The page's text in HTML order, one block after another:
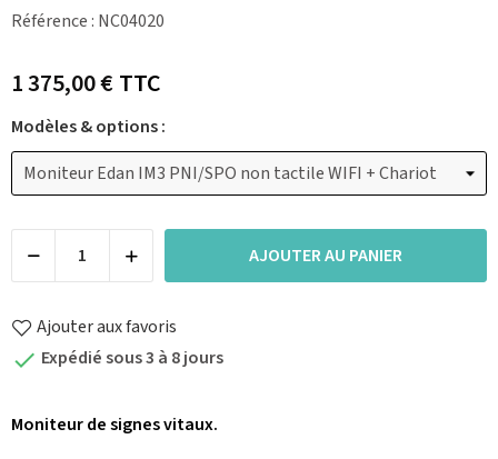
Référence : NC04020
1 375,00 €TTC
Modèles & options :
AJOUTER AU PANIER
Ajouter aux favoris
 Expédié sous 3 à 8 jours
Moniteur de signes vitaux.